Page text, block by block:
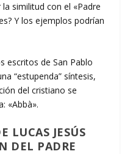
similitud con el «Padre
Y los ejemplos podrían
escritos de San Pablo
“estupenda” síntesis,
del cristiano se
«Abbà».
LUCAS JESÚS
DEL PADRE